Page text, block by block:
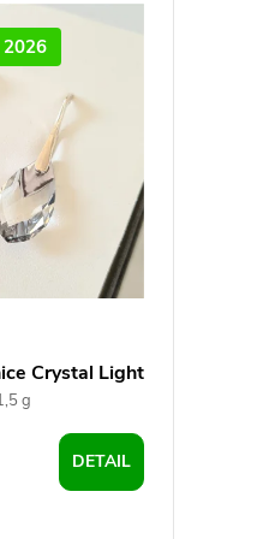
2026
Crystal Light
g
DETAIL